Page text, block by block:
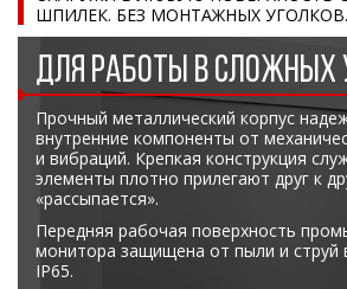
ШПИЛЕК. БЕЗ МОНТАЖНЫХ УГОЛКОВ.
ДЛЯ РАБОТЫ В СЛОЖНЫХ
Прочный металлический корпус
внутренние компоненты от
и вибраций. Крепкая конструкция
элементы плотно прилегают друг к
«рассыпается».
Передняя рабочая поверхность
монитора защищена от пыли и струй
IP65.